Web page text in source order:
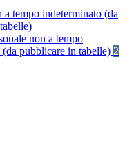
a tempo indeterminato (da
non a tempo
pubblicare in tabelle) 2